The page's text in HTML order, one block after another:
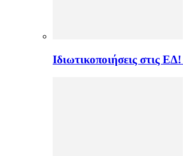
Ιδιωτικοποιήσεις στις